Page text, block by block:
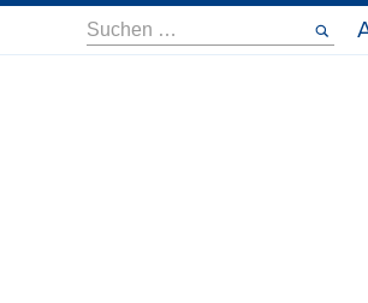
Suche
nach: